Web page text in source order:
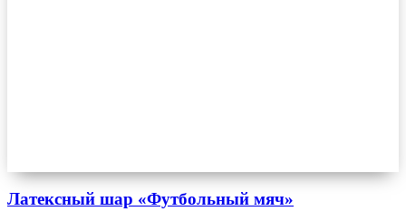
Латексный шар «Футбольный мяч»